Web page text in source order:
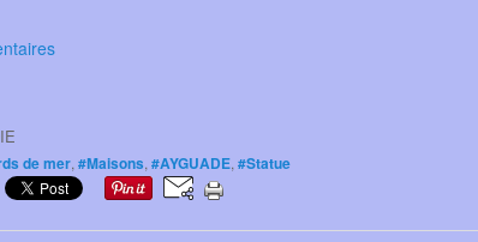
de mer, #Maisons, #AYGUADE, #Statue